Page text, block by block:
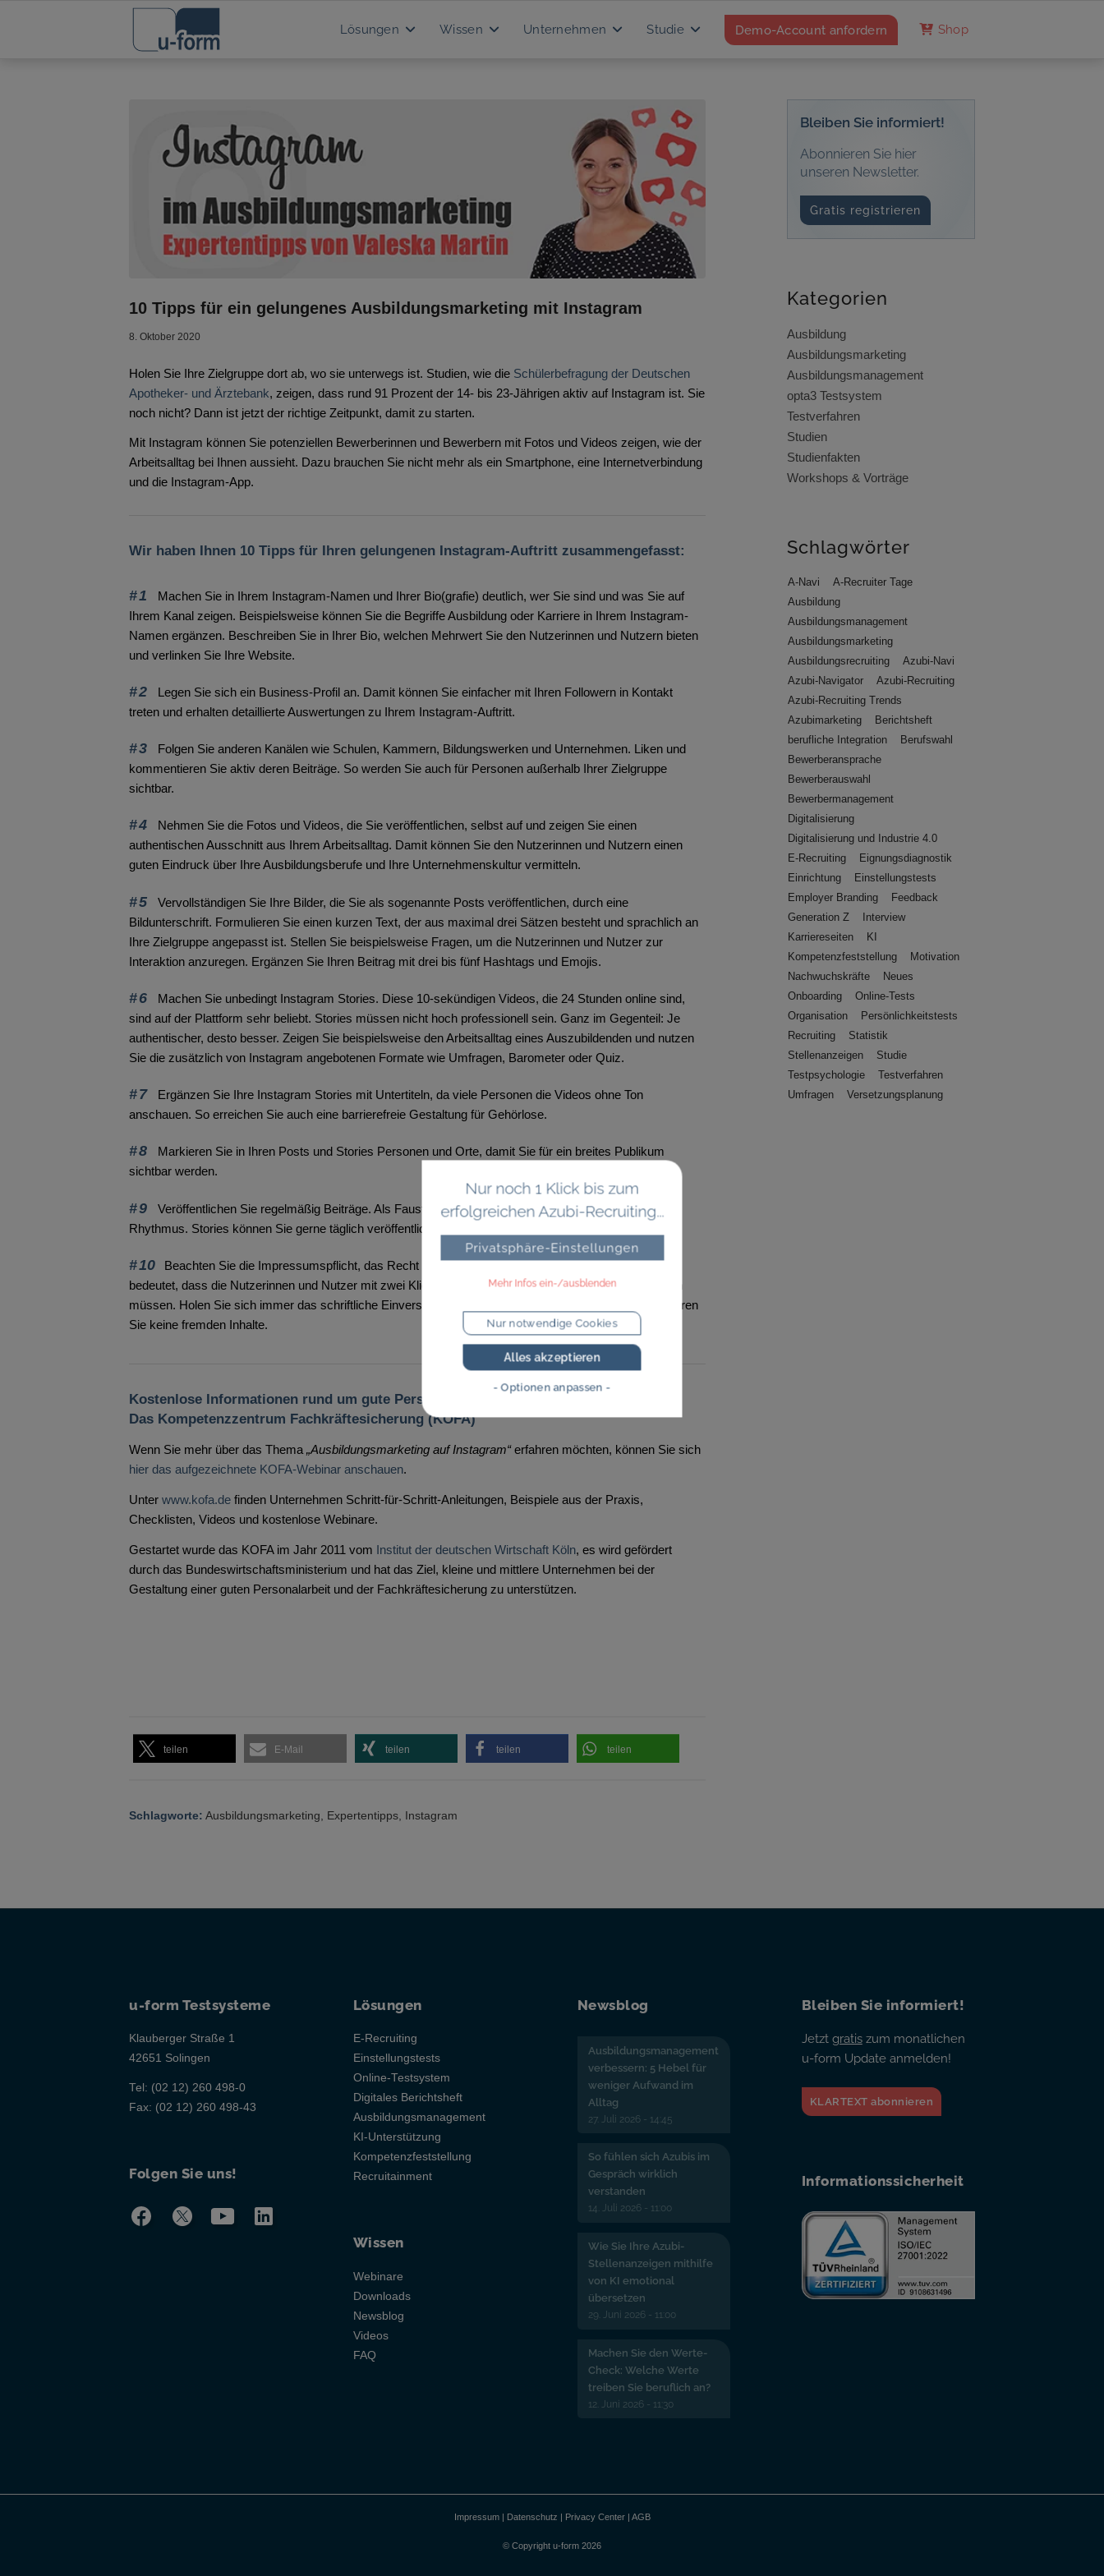
Lösungen Wissen Unternehmen Studie Demo-Account anfordern Shop
10 Tipps für ein gelungenes Ausbildungsmarketing mit Instagram
8. Oktober 2020
Holen Sie Ihre Zielgruppe dort ab, wo sie unterwegs ist. Studien, wie die Schülerbefragung der Deutschen
Apotheker- und Ärztebank, zeigen, dass rund 91 Prozent der 14- bis 23-Jährigen aktiv auf Instagram ist. Sie
noch nicht? Dann ist jetzt der richtige Zeitpunkt, damit zu starten.
Mit Instagram können Sie potenziellen Bewerberinnen und Bewerbern mit Fotos und Videos zeigen, wie der
Arbeitsalltag bei Ihnen aussieht. Dazu brauchen Sie nicht mehr als ein Smartphone, eine Internetverbindung
und die Instagram-App.
Wir haben Ihnen 10 Tipps für Ihren gelungenen Instagram-Auftritt zusammengefasst:
#1
Machen Sie in Ihrem Instagram-Namen und Ihrer Bio(grafie) deutlich, wer Sie sind und was Sie auf
Ihrem Kanal zeigen. Beispielsweise können Sie die Begriffe Ausbildung oder Karriere in Ihrem Instagram-
Namen ergänzen. Beschreiben Sie in Ihrer Bio, welchen Mehrwert Sie den Nutzerinnen und Nutzern bieten
und verlinken Sie Ihre Website.
#2
Legen Sie sich ein Business-Profil an. Damit können Sie einfacher mit Ihren Followern in Kontakt
treten und erhalten detaillierte Auswertungen zu Ihrem Instagram-Auftritt.
#3
Folgen Sie anderen Kanälen wie Schulen, Kammern, Bildungswerken und Unternehmen. Liken und
kommentieren Sie aktiv deren Beiträge. So werden Sie auch für Personen außerhalb Ihrer Zielgruppe
sichtbar.
#4
Nehmen Sie die Fotos und Videos, die Sie veröffentlichen, selbst auf und zeigen Sie einen
authentischen Ausschnitt aus Ihrem Arbeitsalltag. Damit können Sie den Nutzerinnen und Nutzern einen
guten Eindruck über Ihre Ausbildungsberufe und Ihre Unternehmenskultur vermitteln.
#5
Vervollständigen Sie Ihre Bilder, die Sie als sogenannte Posts veröffentlichen, durch eine
Bildunterschrift. Formulieren Sie einen kurzen Text, der aus maximal drei Sätzen besteht und sprachlich an
Ihre Zielgruppe angepasst ist. Stellen Sie beispielsweise Fragen, um die Nutzerinnen und Nutzer zur
Interaktion anzuregen. Ergänzen Sie Ihren Beitrag mit drei bis fünf Hashtags und Emojis.
#6
Machen Sie unbedingt Instagram Stories. Diese 10-sekündigen Videos, die 24 Stunden online sind,
sind auf der Plattform sehr beliebt. Stories müssen nicht hoch professionell sein. Ganz im Gegenteil: Je
authentischer, desto besser. Zeigen Sie beispielsweise den Arbeitsalltag eines Auszubildenden und nutzen
Sie die zusätzlich von Instagram angebotenen Formate wie Umfragen, Barometer oder Quiz.
#7
Ergänzen Sie Ihre Instagram Stories mit Untertiteln, da viele Personen die Videos ohne Ton
anschauen. So erreichen Sie auch eine barrierefreie Gestaltung für Gehörlose.
#8
Markieren Sie in Ihren Posts und Stories Personen und Orte, damit Sie für ein breites Publikum
sichtbar werden.
#9
Veröffentlichen Sie regelmäßig Beiträge. Als Faustregel gilt: Drei Posts pro Woche sind ein guter
Rhythmus. Stories können Sie gerne täglich veröffentlichen, das ist aber kein Muss.
#10
Beachten Sie die Impressumspflicht, das Recht am eigenen Bild und das Urheberrecht. Das
bedeutet, dass die Nutzerinnen und Nutzer mit zwei Klicks von Ihrem Profil auf Ihr Impressum gelangen
müssen. Holen Sie sich immer das schriftliche Einverständnis der abgebildeten Personen ein und kopieren
Sie keine fremden Inhalte.
Kostenlose Informationen rund um gute Personalarbeit:
Das Kompetenzzentrum Fachkräftesicherung (KOFA)
Wenn Sie mehr über das Thema „Ausbildungsmarketing auf Instagram“erfahren möchten, können Sie sich
hier das aufgezeichnete KOFA-Webinar anschauen.
Unter www.kofa.de finden Unternehmen Schritt-für-Schritt-Anleitungen, Beispiele aus der Praxis,
Checklisten, Videos und kostenlose Webinare.
Gestartet wurde das KOFA im Jahr 2011 vom Institut der deutschen Wirtschaft Köln, es wird gefördert
durch das Bundeswirtschaftsministerium und hat das Ziel, kleine und mittlere Unternehmen bei der
Gestaltung einer guten Personalarbeit und der Fachkräftesicherung zu unterstützen.
teilen E-Mail teilen teilen teilen
Schlagworte: Ausbildungsmarketing, Expertentipps, Instagram
Bleiben Sie informiert!
Abonnieren Sie hier
unseren Newsletter.
Gratis registrieren
Kategorien
Ausbildung
Ausbildungsmarketing
Ausbildungsmanagement
opta3 Testsystem
Testverfahren
Studien
Studienfakten
Workshops & Vorträge
Schlagwörter
A-Navi
A-Recruiter Tage
Ausbildung
Ausbildungsmanagement
Ausbildungsmarketing
Ausbildungsrecruiting
Azubi-Navi
Azubi-Navigator
Azubi-Recruiting
Azubi-Recruiting Trends
Azubimarketing
Berichtsheft
berufliche Integration
Berufswahl
Bewerberansprache
Bewerberauswahl
Bewerbermanagement
Digitalisierung
Digitalisierung und Industrie 4.0
E-Recruiting
Eignungsdiagnostik
Einrichtung
Einstellungstests
Employer Branding
Feedback
Generation Z
Interview
Karriereseiten
KI
Kompetenzfeststellung
Motivation
Nachwuchskräfte
Neues
Onboarding
Online-Tests
Organisation
Persönlichkeitstests
Recruiting
Statistik
Stellenanzeigen
Studie
Testpsychologie
Testverfahren
Umfragen
Versetzungsplanung
u-form Testsysteme
Klauberger Straße 1
42651 Solingen
Tel: (02 12) 260 498-0
Fax: (02 12) 260 498-43
Folgen Sie uns!
Lösungen
E-Recruiting
Einstellungstests
Online-Testsystem
Digitales Berichtsheft
Ausbildungsmanagement
KI-Unterstützung
Kompetenzfeststellung
Recruitainment
Wissen
Webinare
Downloads
Newsblog
Videos
FAQ
Newsblog
Ausbildungsmanagement
verbessern: 5 Hebel für
weniger Aufwand im
Alltag
27. Juli 2026 - 14:45
So fühlen sich Azubis im
Gespräch wirklich
verstanden
14. Juli 2026 - 11:00
Wie Sie Ihre Azubi-
Stellenanzeigen mithilfe
von KI emotional
übersetzen
29. Juni 2026 - 11:00
Machen Sie den Werte-
Check: Welche Werte
treiben Sie beruflich an?
12. Juni 2026 - 11:30
Bleiben Sie informiert!
Jetzt gratiszum monatlichen
u-form Update anmelden!
KLARTEXT abonnieren
Informationssicherheit
Impressum| Datenschutz Privacy Center| AGB
© Copyright u-form 2026
Nur noch 1 Klick bis zum
erfolgreichen Azubi-Recruiting...
Privatsphäre-Einstellungen
Mehr Infos ein-/ausblenden
Nur notwendige Cookies
Alles akzeptieren
- Optionen anpassen -